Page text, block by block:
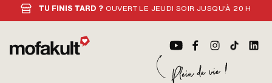
TU FINIS TARD ? OUVERT LE JEUDI SOIR JUSQU'À 20 H